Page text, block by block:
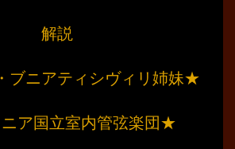
解説
ブニアティシヴィリ姉妹★
ア国立室内管弦楽団★